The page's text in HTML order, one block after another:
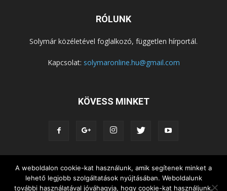
RÓLUNK
Solymár közéletével foglalkozó, független hírportál.
Kapcsolat: solymaronline.hu@gmail.com
KÖVESS MINKET
KÖZÉLET KÖZÖSSÉGEK
SZABADIDŐ
NEMZETISÉG, HELYTÖRTÉNET
RIPORTOK
A weboldalon cookie-kat használunk, amik segítenek minket a
lehető legjobb szolgáltatások nyújtásában. Weboldalunk
további használatával jóváhagyja, hogy cookie-kat használjunk.